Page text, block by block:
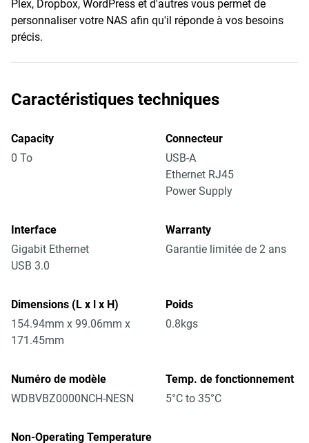
Plex, Dropbox, WordPress et d'autres vous permet de
personnaliser votre NAS afin qu'il réponde à vos besoins
précis.
Caractéristiques techniques
Capacity
0 To
Connecteur
USB-A
Ethernet RJ45
Power Supply
Interface
Gigabit Ethernet
USB 3.0
Warranty
Garantie limitée de 2 ans
Dimensions (L x l x H)
154.94mm x 99.06mm x
171.45mm
Poids
0.8kgs
Numéro de modèle
WDBVBZ0000NCH-NESN
Temp. de fonctionnement
5°C to 35°C
Non-Operating Temperature